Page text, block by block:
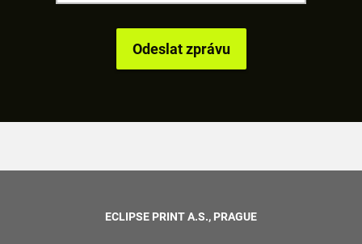
ECLIPSE PRINT A.S., PRAGUE